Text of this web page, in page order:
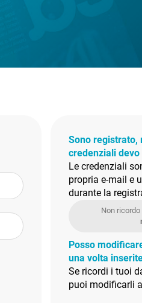
Sono registrato,
credenziali
Le credenziali
propria e-mail e
durante la
Non
Posso
una volta
Se ricordi i tuoi
puoi modificarli